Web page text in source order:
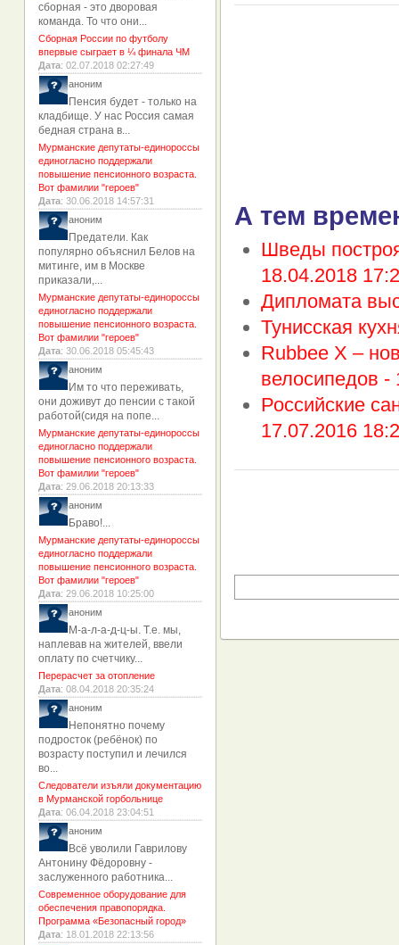
А тем
Шведы
18.04.2018
Дипломата
Тунисская
Rubbee X –
велосипедов -
Российские
17.07.2016
сборная - это дворовая
команда. То что они...
Сборная России по футболу
впервые сыграет в ¼ финала ЧМ
Дата: 02.07.2018 02:27:49
аноним
Пенсия будет - только на
кладбище. У нас Россия самая
бедная страна в...
Мурманские депутаты-единороссы
единогласно поддержали
повышение пенсионного возраста.
Вот фамилии "героев"
Дата: 30.06.2018 14:57:31
аноним
Предатели. Как
популярно объяснил Белов на
митинге, им в Москве
приказали,...
Мурманские депутаты-единороссы
единогласно поддержали
повышение пенсионного возраста.
Вот фамилии "героев"
Дата: 30.06.2018 05:45:43
аноним
Им то что переживать,
они доживут до пенсии с такой
работой(сидя на попе...
Мурманские депутаты-единороссы
единогласно поддержали
повышение пенсионного возраста.
Вот фамилии "героев"
Дата: 29.06.2018 20:13:33
аноним
Браво!...
Мурманские депутаты-единороссы
единогласно поддержали
повышение пенсионного возраста.
Вот фамилии "героев"
Дата: 29.06.2018 10:25:00
аноним
М-а-л-а-д-ц-ы. Т.е. мы,
наплевав на жителей, ввели
оплату по счетчику...
Перерасчет за отопление
Дата: 08.04.2018 20:35:24
аноним
Непонятно почему
подросток (ребёнок) по
возрасту поступил и лечился
во...
Следователи изъяли документацию
в Мурманской горбольнице
Дата: 06.04.2018 23:04:51
аноним
Всё уволили Гаврилову
Антонину Фёдоровну -
заслуженного работника...
Современное оборудование для
обеспечения правопорядка.
Программа «Безопасный город»
Дата: 18.01.2018 22:13:56